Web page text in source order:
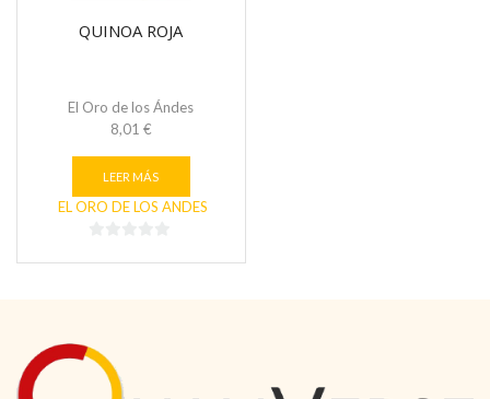
QUINOA ROJA
El Oro de los Ándes
8,01 €
LEER MÁS
EL ORO DE LOS ANDES